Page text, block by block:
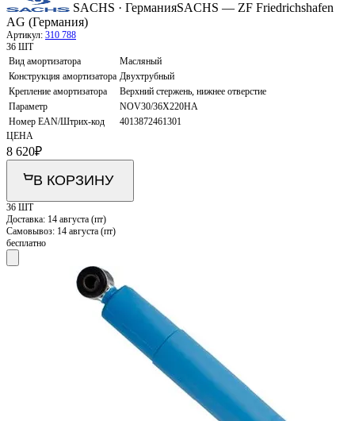
SACHS · ГерманияSACHS — ZF Friedrichshafen
AG (Германия)
Артикул: 310 788
36 ШТ
Вид амортизатора
Масляный
Конструкция амортизатора Двухтрубный
Крепление амортизатора
Верхний стержень, нижнее отверстие
Параметр
NOV30/36X220HA
Номер EAN/Штрих-код
4013872461301
ЦЕНА
8 620₽
В КОРЗИНУ
36 ШТ
Доставка: 14 августа (пт)
Самовывоз: 14 августа (пт)
бесплатно